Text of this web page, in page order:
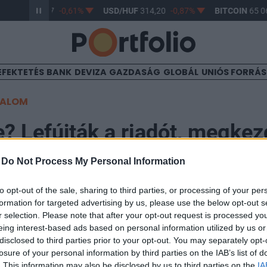
Do Not Process My Personal Information
opt-out of the sale, sharing to third parties, or processing of your
for targeted advertising by us, please use the below opt-out
selection. Please note that after your opt-out request is processed
interest-based ads based on personal information utilized by us
to third parties prior to your opt-out. You may separately
of your personal information by third parties on the IAB’s list of
363,17 -0,61% USD/HUF314,20 -0,87% BITCOIN65
BANK DEVIZA GAZDASÁG GLOBÁL UNIÓS
Lefújták a riadót,
Oroszországban
kezd helyre állni a rend Oroszországban.
információk szerint megkezdődött a rend helyreállítása az